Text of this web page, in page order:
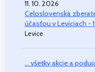
11. 10. 2026
Celoslovenská
účasťou v Leviciach -
Levice
... všetky akcie a